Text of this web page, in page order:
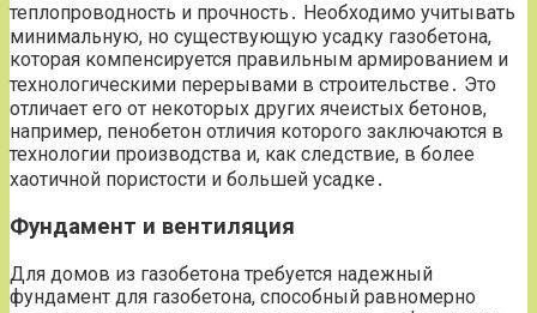
теплопроводность и прочность․ Необходимо учитывать
минимальную, но существующую усадку газобетона,
которая компенсируется правильным армированием и
технологическими перерывами в строительстве․ Это
отличает его от некоторых других ячеистых бетонов,
например, пенобетон отличия которого заключаются в
технологии производства и, как следствие, в более
хаотичной пористости и большей усадке․
Фундамент и вентиляция
Для домов из газобетона требуется надежный
фундамент для газобетона, способный равномерно